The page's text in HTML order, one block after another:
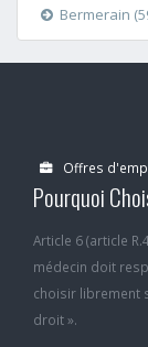
Bermerain
Offres
Pourquoi
Article 6 (article
médecin doit
choisir librement
droit ».